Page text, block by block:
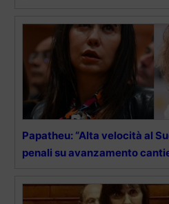
Papatheu: “Alta velocità al
penali su avanzamento